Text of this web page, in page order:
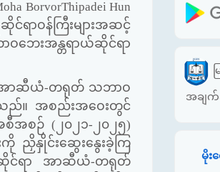
BorvorThipadei Hun
ဝန်ကြီးများအဆင့်
ဝဘေးအန္တရာယ်ဆိုင်ရာ
အာဆီယံ-တရုတ် သဘာဝ
ည်။ အစည်းအဝေးတွင်
အစဉ် (၂၀၂၁-၂၀၂၅)
ညှိနှိုင်းဆွေးနွေးခဲ့ကြ
ဆိုင်ရာ အာဆီယံ-တရုတ်
အချ
မိုး